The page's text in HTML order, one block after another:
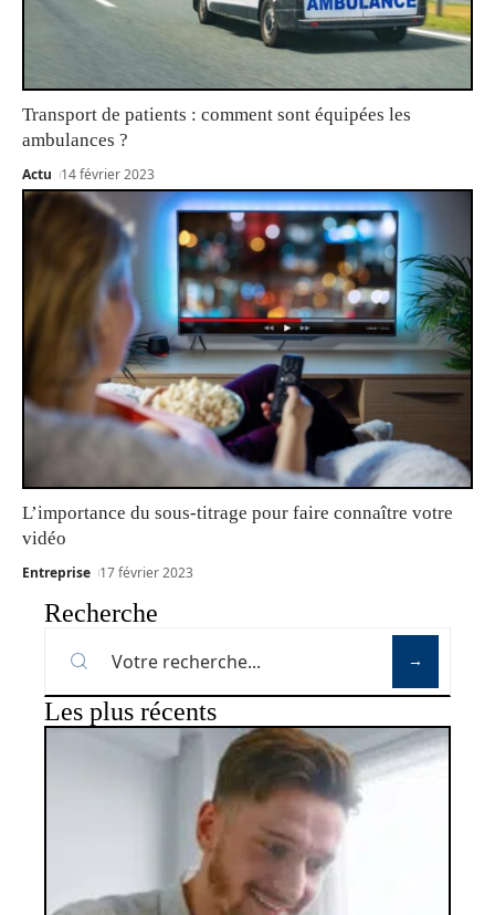
Transport de patients : comment sont équipées les
ambulances ?
Actu 14 février 2023
L’importance du sous-titrage pour faire connaître votre
vidéo
Entreprise 17 février 2023
Recherche
Les plus récents